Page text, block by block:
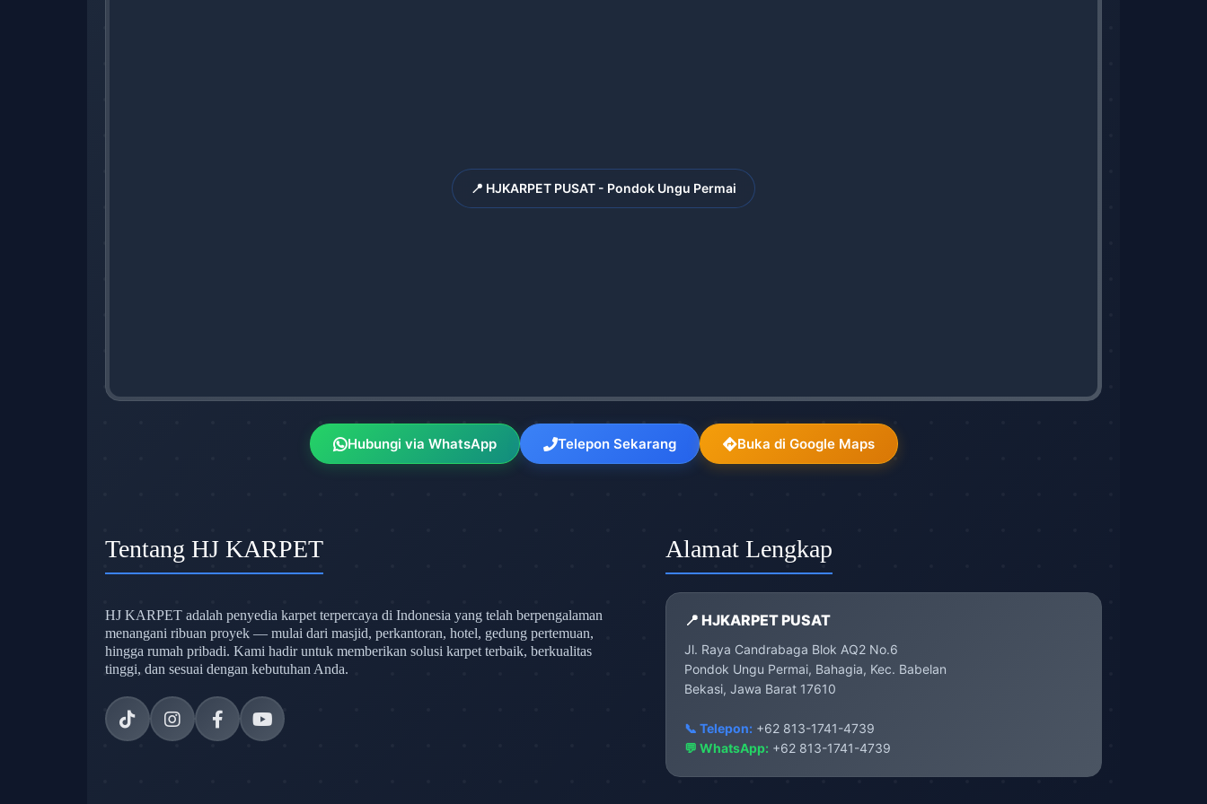
📍 HJKARPET PUSAT - Pondok Ungu Permai
Hubungi via WhatsApp Telepon Sekarang Buka di Google Maps
Tentang HJ KARPET
HJ KARPET adalah penyedia karpet terpercaya di Indonesia yang telah berpengalaman
menangani ribuan proyek — mulai dari masjid, perkantoran, hotel, gedung pertemuan,
hingga rumah pribadi. Kami hadir untuk memberikan solusi karpet terbaik, berkualitas
tinggi, dan sesuai dengan kebutuhan Anda.
Alamat Lengkap
📍 HJKARPET PUSAT
Jl. Raya Candrabaga Blok AQ2 No.6
Pondok Ungu Permai, Bahagia, Kec. Babelan
Bekasi, Jawa Barat 17610
📞 Telepon:+62 813-1741-4739
💬 WhatsApp: +62 813-1741-4739